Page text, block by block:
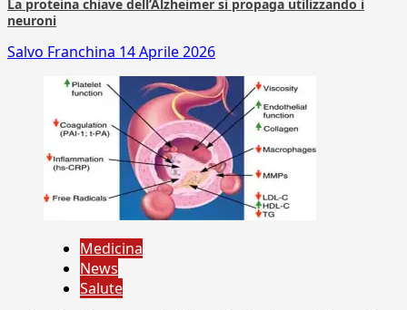
La proteina chiave dell’Alzheimer si propaga utilizzando i
neuroni
Salvo Franchina 14 Aprile 2026
Medicina
News
Salute